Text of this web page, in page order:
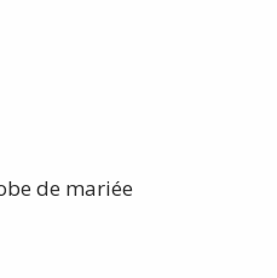
de mariée